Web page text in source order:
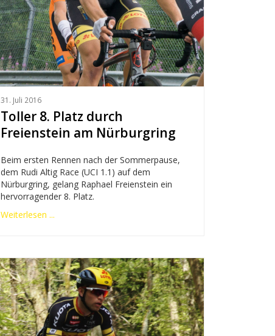
31. Juli 2016
Toller 8. Platz durch
Freienstein am Nürburgring
Beim ersten Rennen nach der Sommerpause,
dem Rudi Altig Race (UCI 1.1) auf dem
Nürburgring, gelang Raphael Freienstein ein
hervorragender 8. Platz.
Weiterlesen ...